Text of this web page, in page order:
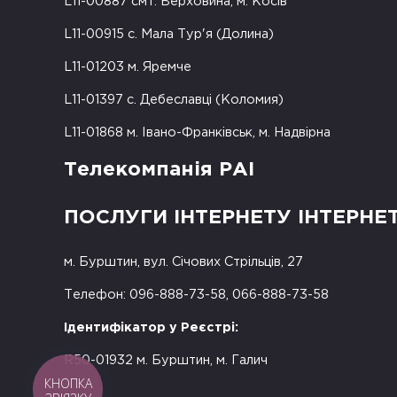
L11-00915 с. Мала Тур'я (Долина)
L11-01203 м. Яремче
L11-01397 с. Дебеславці (Коломия)
L11-01868 м. Івано-Франківськ, м. Надвірна
Телекомпанія РАІ
ПОСЛУГИ ІНТЕРНЕТУ
м. Бурштин, вул. Січових Стрільців, 27
Телефон: 096-888-73-58, 066-888-73-58
Ідентифікатор у Реєстрі:
R50-01932 м. Бурштин, м. Галич
КНОПКА